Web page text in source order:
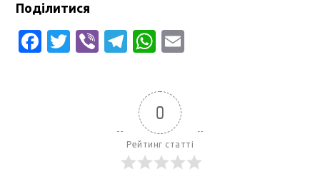
Поділитися
Facebook
Twitter
ViberTelegram
WhatsApp
0
Рейтинг статті